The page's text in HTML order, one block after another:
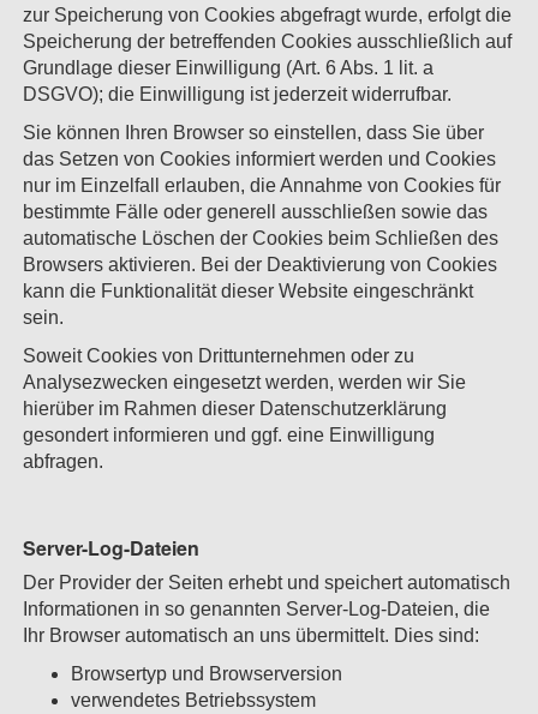
zur Speicherung von Cookies abgefragt wurde, erfolgt die
Speicherung der betreffenden Cookies ausschließlich auf
Grundlage dieser Einwilligung (Art. 6 Abs. 1 lit. a
DSGVO); die Einwilligung ist jederzeit widerrufbar.
Sie können Ihren Browser so einstellen, dass Sie über
das Setzen von Cookies informiert werden und Cookies
nur im Einzelfall erlauben, die Annahme von Cookies für
bestimmte Fälle oder generell ausschließen sowie das
automatische Löschen der Cookies beim Schließen des
Browsers aktivieren. Bei der Deaktivierung von Cookies
kann die Funktionalität dieser Website eingeschränkt
sein.
Soweit Cookies von Drittunternehmen oder zu
Analysezwecken eingesetzt werden, werden wir Sie
hierüber im Rahmen dieser Datenschutzerklärung
gesondert informieren und ggf. eine Einwilligung
abfragen.
Server-Log-Dateien
Der Provider der Seiten erhebt und speichert automatisch
Informationen in so genannten Server-Log-Dateien, die
Ihr Browser automatisch an uns übermittelt. Dies sind:
Browsertyp und Browserversion
verwendetes Betriebssystem